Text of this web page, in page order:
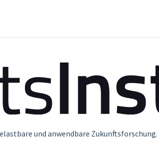
und anwendbare Zukunftsforschung.